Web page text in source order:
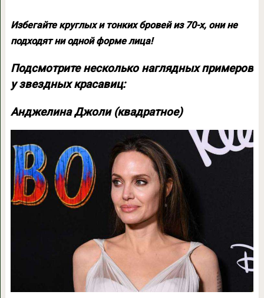
Избегайте круглых и тонких бровей из 70-х, они не
подходят ни одной форме лица!
Подсмотрите несколько наглядных примеров
у звездных красавиц:
Анджелина Джоли (квадратное)